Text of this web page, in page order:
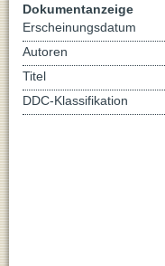
Dokumentanzeige
Erscheinungsdatum
Autoren
Titel
DDC-Klassifikation